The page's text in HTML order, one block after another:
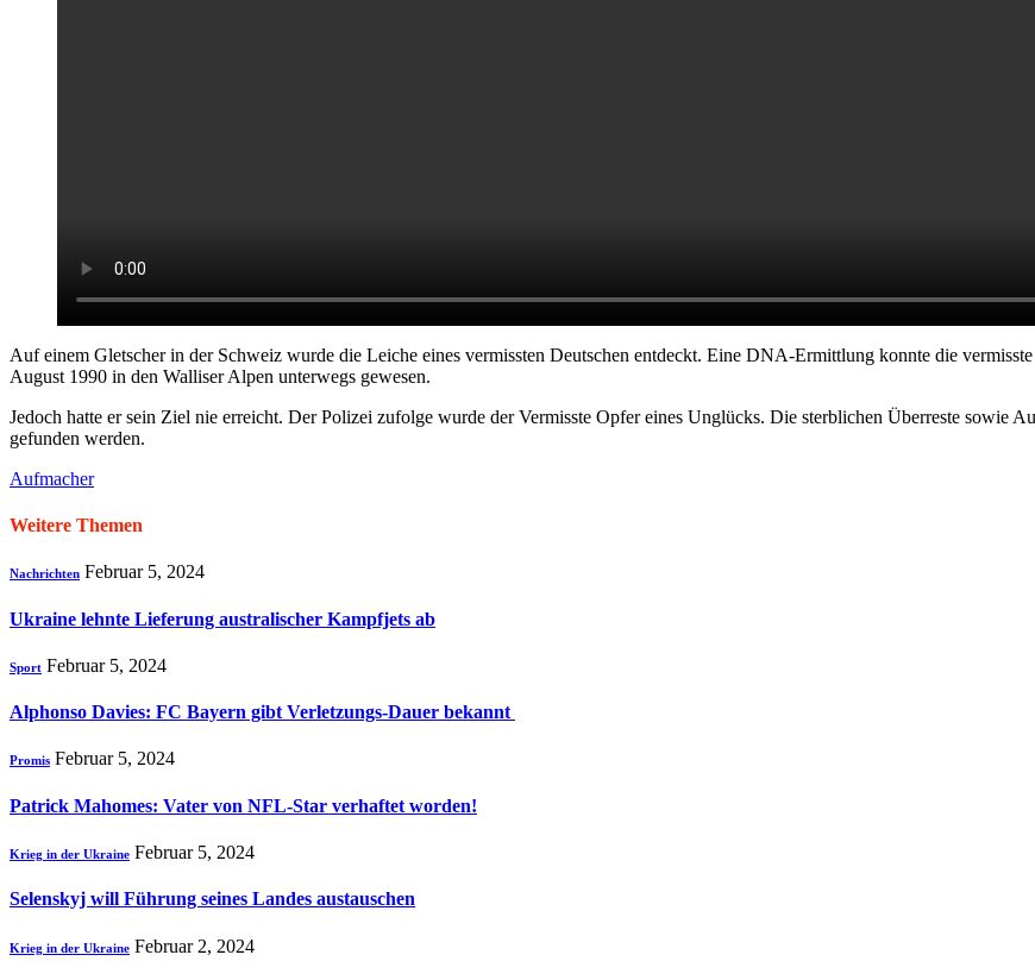
Auf einem Gletscher in der Schweiz wurde die Leiche eines vermissten Deutschen entdeckt. Eine DNA-Ermittlung konnte die
August 1990 in den Walliser Alpen unterwegs gewesen.
Jedoch hatte er sein Ziel nie erreicht. Der Polizei zufolge wurde der Vermisste Opfer eines Unglücks. Die sterblichen Überreste sowie
gefunden werden.
Aufmacher
Weitere Themen
Nachrichten Februar 5, 2024
Ukraine lehnte Lieferung australischer Kampfjets ab
Sport Februar 5, 2024
Alphonso Davies: FC Bayern gibt Verletzungs-Dauer bekannt
Promis Februar 5, 2024
Patrick Mahomes: Vater von NFL-Star verhaftet worden!
Krieg in der Ukraine Februar 5, 2024
Selenskyj will Führung seines Landes austauschen
Krieg in der Ukraine Februar 2, 2024